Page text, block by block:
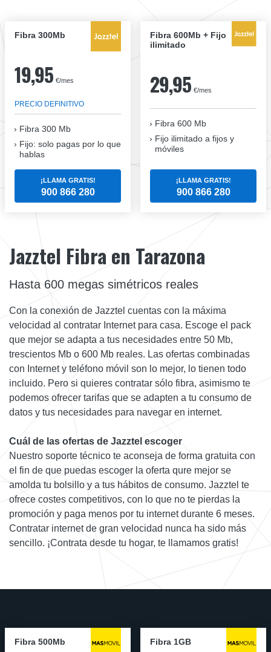
Fibra 300Mb
19,95 €/mes
PRECIO DEFINITIVO
Fibra 300 Mb
Fijo: solo pagas por lo que
hablas
¡LLAMA GRATIS!
900 866 280
Fibra 600Mb + Fijo
ilimitado
29,95 €/mes
Fibra 600 Mb
Fijo ilimitado a fijos y
móviles
¡LLAMA GRATIS!
900 866 280
Jazztel Fibra en Tarazona
Hasta 600 megas simétricos reales
Con la conexión de Jazztel cuentas con la máxima
velocidad al contratar Internet para casa. Escoge el pack
que mejor se adapta a tus necesidades entre 50 Mb,
trescientos Mb o 600 Mb reales. Las ofertas combinadas
con Internet y teléfono móvil son lo mejor, lo tienen todo
incluido. Pero si quieres contratar sólo fibra, asimismo te
podemos ofrecer tarifas que se adapten a tu consumo de
datos y tus necesidades para navegar en internet.
Cuál de las ofertas de Jazztel escoger
Nuestro soporte técnico te aconseja de forma gratuita con
el fin de que puedas escoger la oferta qure mejor se
amolda tu bolsillo y a tus hábitos de consumo. Jazztel te
ofrece costes competitivos, con lo que no te pierdas la
promoción y paga menos por tu internet durante 6 meses.
Contratar internet de gran velocidad nunca ha sido más
sencillo. ¡Contrata desde tu hogar, te llamamos gratis!
Fibra 500Mb Fibra 1GB